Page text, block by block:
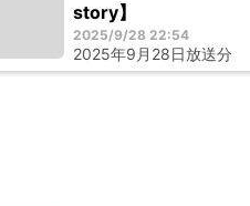
story】
2025/9/28 22:54
2025年9月28日放送分